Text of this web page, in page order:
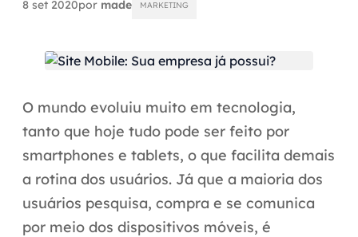
Agentes de IA
Aceleradores de IA
Automação inteligente
Integração de IA
RPA e hiperautomação
8 set 2020por made MARKETING
O mundo evoluiu muito em tecnologia,
tanto que hoje tudo pode ser feito por
smartphones e tablets, o que facilita demais
a rotina dos usuários. Já que a maioria dos
usuários pesquisa, compra e se comunica
por meio dos dispositivos móveis, é